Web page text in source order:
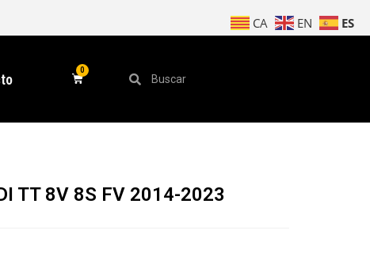
TT 8V 8S FV 2014-2023
CA EN ES